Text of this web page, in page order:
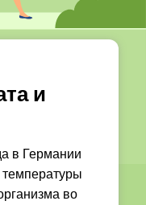
и
в Германии
во